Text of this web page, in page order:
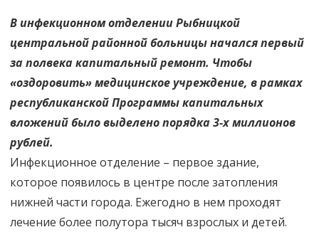
В инфекционном отделении Рыбницкой
центральной районной больницы начался первый
за полвека капитальный ремонт. Чтобы
«оздоровить» медицинское учреждение, в рамках
республиканской Программы капитальных
вложений было выделено порядка 3-х миллионов
рублей.
Инфекционное отделение – первое здание,
которое появилось в центре после затопления
нижней части города. Ежегодно в нем проходят
лечение более полутора тысяч взрослых и детей.